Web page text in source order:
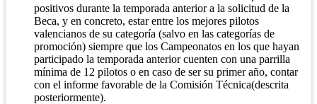
positivos durante la temporada anterior a la solicitud de la
Beca, y en concreto, estar entre los mejores pilotos
valencianos de su categoría (salvo en las categorías de
promoción) siempre que los Campeonatos en los que hayan
participado la temporada anterior cuenten con una parrilla
mínima de 12 pilotos o en caso de ser su primer año, contar
con el informe favorable de la Comisión Técnica(descrita
posteriormente).